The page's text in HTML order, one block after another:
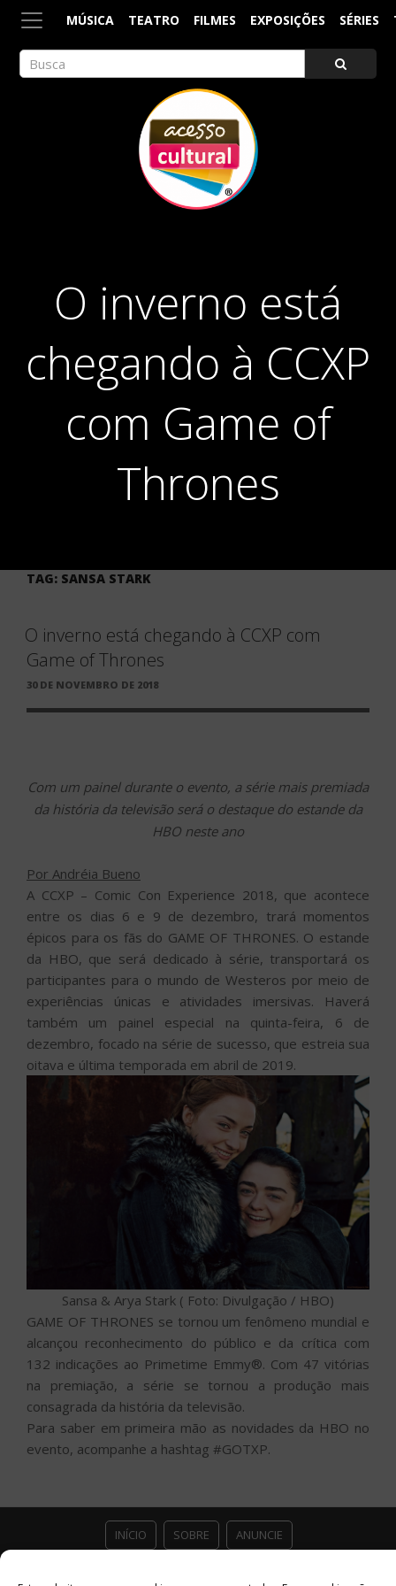
MÚSICA TEATRO FILMES EXPOSIÇÕES SÉRIES
O inverno está
chegando à CCXP
com Game of
Thrones
TAG: SANSA STARK
O inverno está chegando à CCXP com
Game of Thrones
PUBLICADO
30 DE NOVEMBRO DE 2018
Com um painel durante o evento, a série mais premiada
da história da televisão será o destaque do estande da
HBO neste ano
Por Andréia Bueno
A CCXP – Comic Con Experience 2018, que acontece
entre os dias 6 e 9 de dezembro, trará momentos
épicos para os fãs do GAME OF THRONES. O estande
da HBO, que será dedicado à série, transportará os
participantes para o mundo de Westeros por meio de
experiências únicas e atividades imersivas. Haverá
também um painel especial na quinta-feira, 6 de
dezembro, focado na série de sucesso, que estreia sua
oitava e última temporada em abril de 2019.
Sansa & Arya Stark ( Foto: Divulgação / HBO)
GAME OF THRONES se tornou um fenômeno mundial e
alcançou reconhecimento do público e da crítica com
132 indicações ao Primetime Emmy®. Com 47 vitórias
na premiação, a série se tornou a produção mais
consagrada da história da televisão.
Para saber em primeira mão as novidades da HBO no
evento, acompanhe a hashtag #GOTXP.
INÍCIO SOBRE ANUNCIE